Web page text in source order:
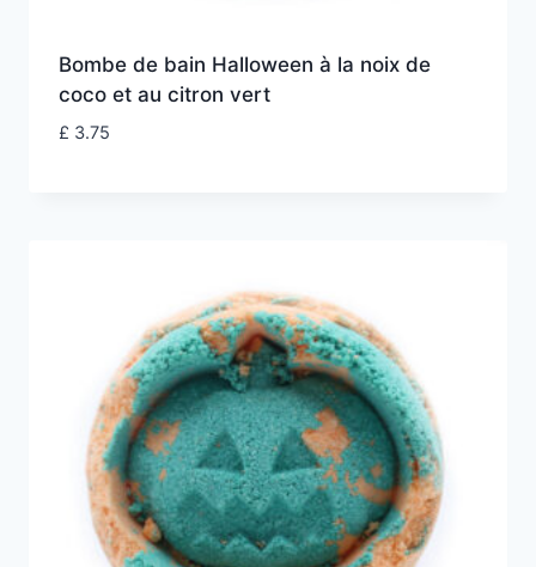
Bombe de bain Halloween à la noix de
coco et au citron vert
£ 3.75